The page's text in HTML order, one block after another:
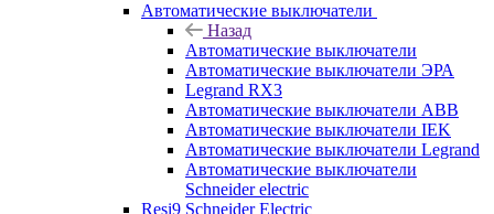
Автоматические выключатели
Назад
Автоматические выключатели
Автоматические выключатели ЭРА
Legrand RX3
Автоматические выключатели ABB
Автоматические выключатели IEK
Автоматические выключатели Legrand
Автоматические выключатели
Schneider electric
Resi9 Schneider Electric